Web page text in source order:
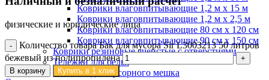
Коврики влаговпитывающие 1,2 м х 15 м
Коврики влаговпитывающие 1,2 м х 2,5 м
Коврики влаговпитывающие 80 см х 120 см
Коврики влаговпитывающие 90 см х 150 см
Коврики резиновые ячеистые с отверстиями
Тележки для белья
Тележки для мусорного мешка
физические и юридические лица
Количество товара Бак для мусора Sir L3003213 50 литров
бежевый из полипропилена
В корзину Купить в 1 клик